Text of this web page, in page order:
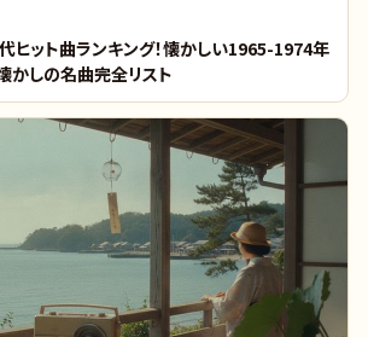
ヒット曲ランキング！懐かしい1965-1974年
かしの名曲完全リスト